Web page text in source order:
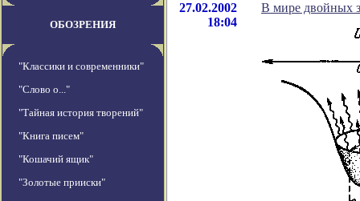
ОБОЗРЕНИЯ
"Классики и современники"
"Слово о..."
"Тайная история творений"
"Книга писем"
"Кошачий ящик"
"Золотые прииски"
27.02.2002
18:04
В мире двойных